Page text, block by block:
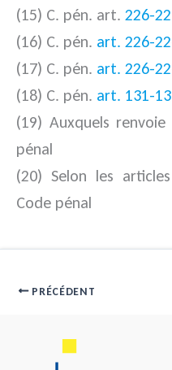
(15) C. pén. art. 226-22
(16) C. pén. art. 226-
(17) C. pén. art. 226-
(18) C. pén. art. 131-13
(19) Auxquels renvoie
pénal
(20) Selon les articles
Code pénal
PRÉCÉDENT